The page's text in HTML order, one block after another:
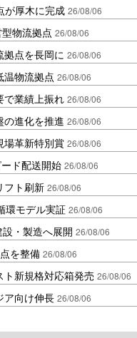
が厚木に完成 26/08/06
物流拠点 26/08/06
点を長岡に 26/08/06
温物流拠点 26/08/06
で業績上振れ 26/08/06
の進化を推進 26/08/06
場革新特別賞 26/08/06
ド配送開始 26/08/06
フト刷新 26/08/06
環モデル実証 26/08/06
・製造へ展開 26/08/06
を整備 26/08/06
新規格対応箱発売 26/08/06
ア向け伸長 26/08/06